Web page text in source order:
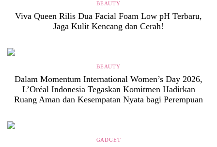
BEAUTY
Viva Queen Rilis Dua Facial Foam Low pH Terbaru,
Jaga Kulit Kencang dan Cerah!
BEAUTY
Dalam Momentum International Women’s Day 2026,
L’Oréal Indonesia Tegaskan Komitmen Hadirkan
Ruang Aman dan Kesempatan Nyata bagi Perempuan
GADGET